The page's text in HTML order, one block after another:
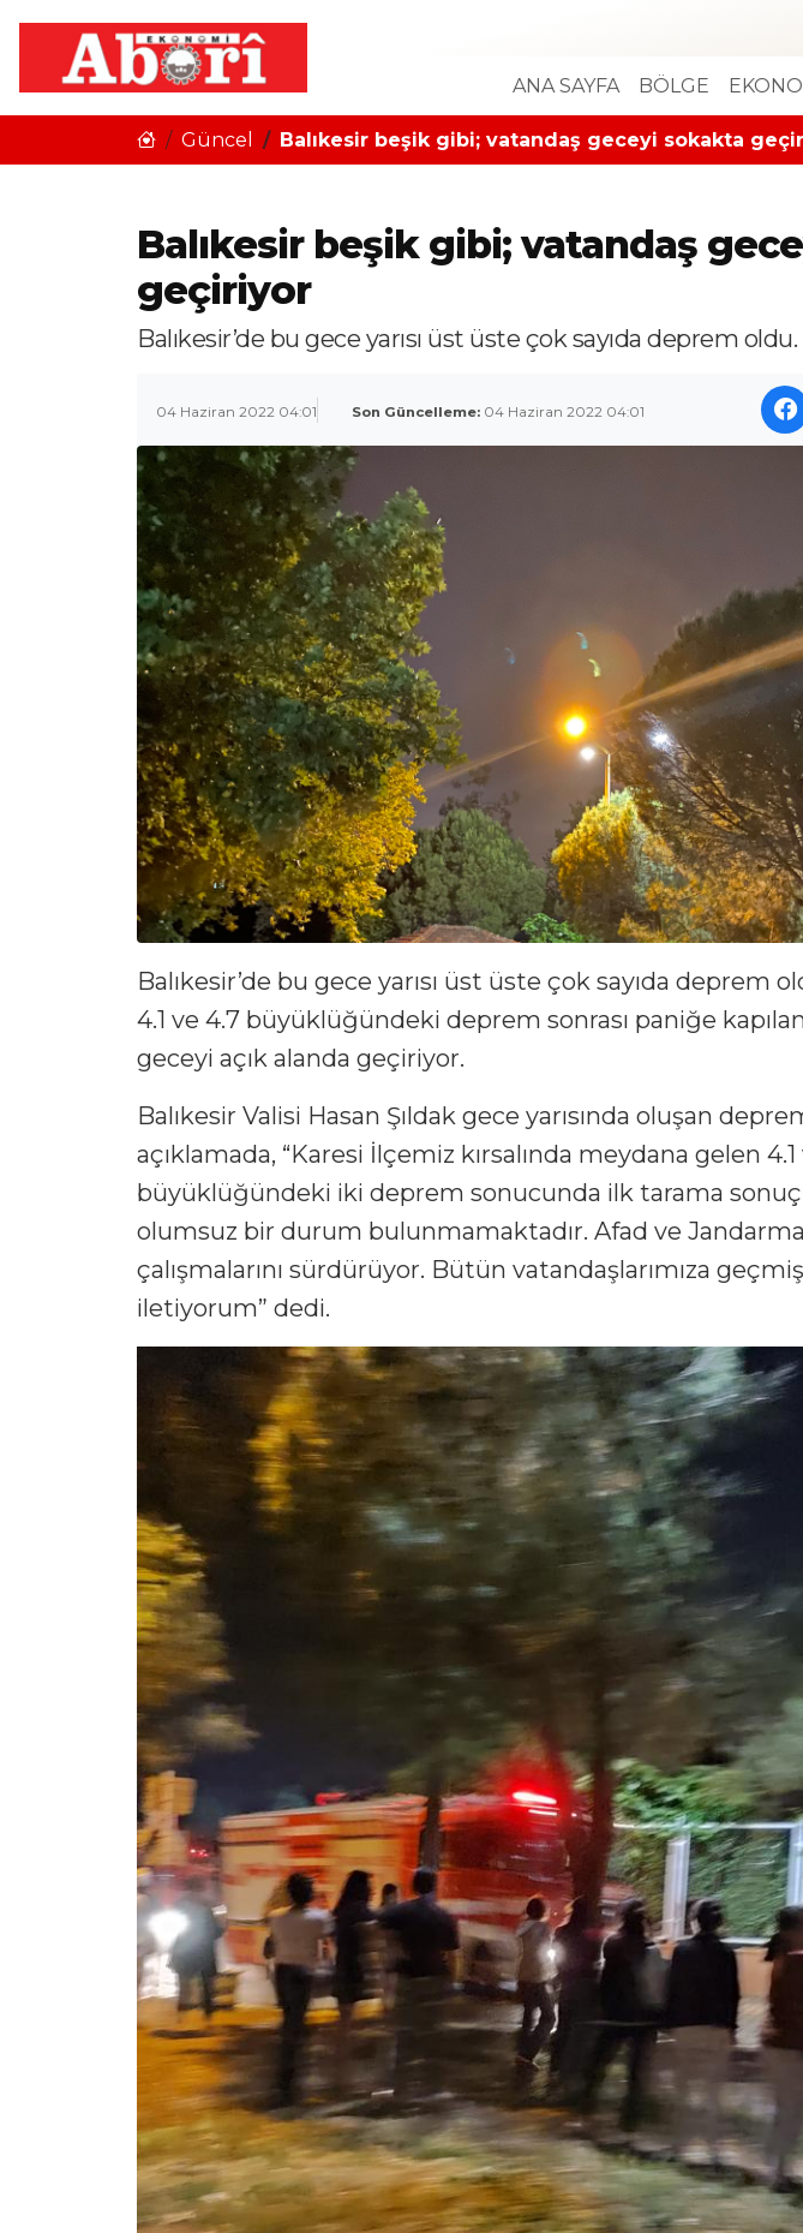
ANA SAYFA BÖLGE
Güncel Balıkesir beşik gibi; vatandaş geceyi sokakta
Balıkesir beşik gibi; vatandaş
geçiriyor
Balıkesir’de bu gece yarısı üst üste çok sayıda deprem oldu.
04 Haziran 2022 04:01 Son Güncelleme: 04 Haziran 2022 04:01
Balıkesir’de bu gece yarısı üst üste çok sayıda deprem
4.1 ve 4.7 büyüklüğündeki deprem sonrası paniğe
geceyi açık alanda geçiriyor.
Balıkesir Valisi Hasan Şıldak gece yarısında oluşan
açıklamada, “Karesi İlçemiz kırsalında meydana gelen 4.1
büyüklüğündeki iki deprem sonucunda ilk tarama
olumsuz bir durum bulunmamaktadır. Afad ve
çalışmalarını sürdürüyor. Bütün vatandaşlarımıza
iletiyorum” dedi.